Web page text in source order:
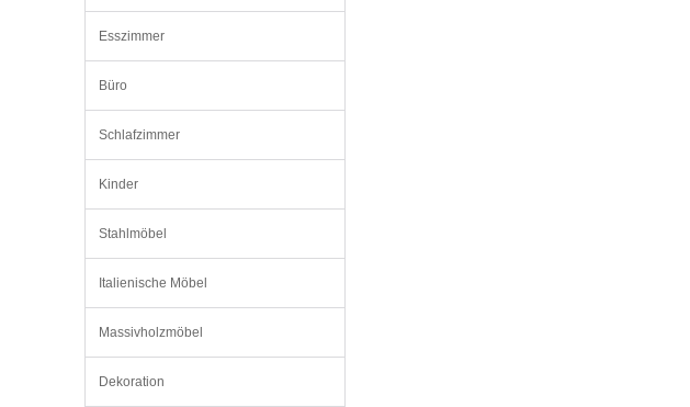
Esszimmer
Büro
Schlafzimmer
Kinder
Stahlmöbel
Italienische Möbel
Massivholzmöbel
Dekoration